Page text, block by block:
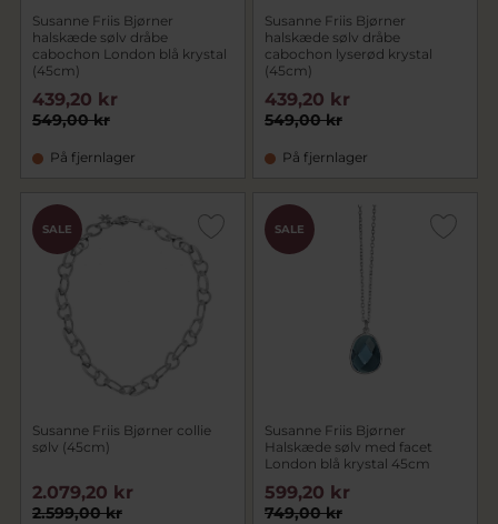
Susanne Friis Bjørner
halskæde sølv dråbe
cabochon London blå krystal
(45cm)
549,00 kr
439,20 kr
På fjernlager
Susanne Friis Bjørner
halskæde sølv dråbe
cabochon lyserød krystal
(45cm)
549,00 kr
439,20 kr
På fjernlager
SALE
Susanne Friis Bjørner collie
sølv (45cm)
2.599,00 kr
2.079,20 kr
SALE
Susanne Friis Bjørner
Halskæde sølv med facet
London blå krystal 45cm
749,00 kr
599,20 kr